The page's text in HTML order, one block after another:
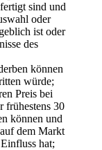
sind und
oder
ist oder
des
können
würde;
Preis bei
frühestens 30
können und
dem Markt
hat;